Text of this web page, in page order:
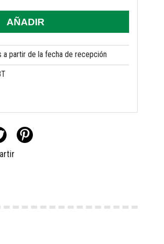
AÑADIR
a partir de la fecha de recepción